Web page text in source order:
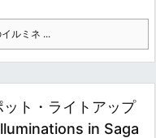
ルミネ ...
ト・ライトアップ
in Saga